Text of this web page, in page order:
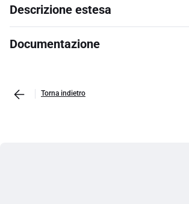
Descrizione estesa
Documentazione
Torna indietro